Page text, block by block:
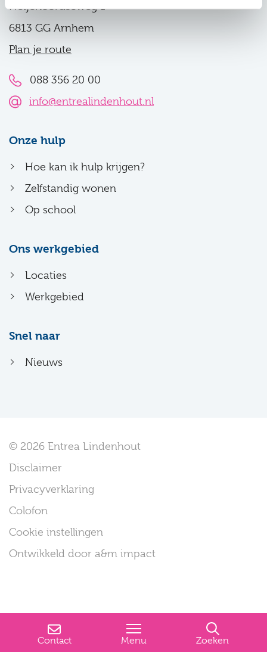
Heijenoordseweg 1
6813 GG Arnhem
Plan je route
088 356 20 00
info@entrealindenhout.nl
Onze hulp
Hoe kan ik hulp krijgen?
Zelfstandig wonen
Op school
Ons werkgebied
Locaties
Werkgebied
Snel naar
Nieuws
© 2026 Entrea Lindenhout
Disclaimer
Privacyverklaring
Colofon
Cookie instellingen
Ontwikkeld door a&m impact
Contact Menu Zoeken